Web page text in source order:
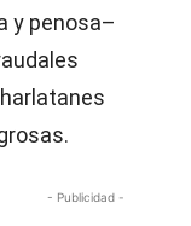
y penosa–
- Publicidad -